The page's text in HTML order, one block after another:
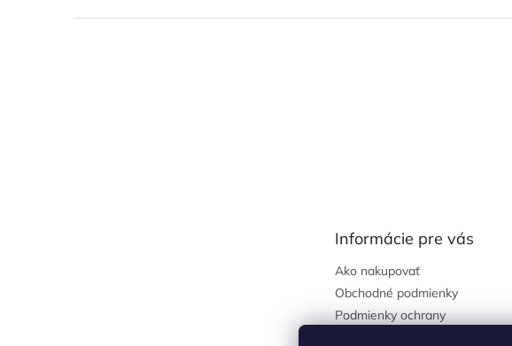
Informácie pre vás
Ako nakupovať
Obchodné podmienky
Podmienky ochrany